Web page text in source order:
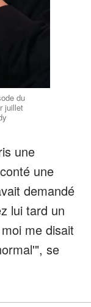
du
juillet
une
une
demandé
lui tard un
me disait
se